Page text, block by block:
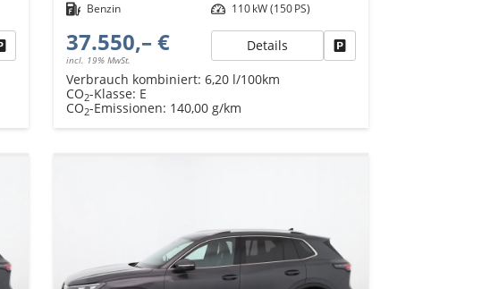
Fahrzeug parken
Kraftstoff Benzin Leistung 110 kW (150 PS)
37.550,– €
incl. 19% MwSt.
Details Fahrzeug parken
Verbrauch kombiniert:6,20 l/100km
CO2-Klasse: E
CO2-Emissionen: 140,00 g/km